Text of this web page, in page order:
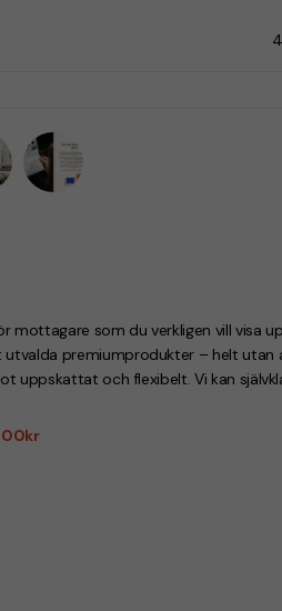
mottagare som du verkligen vill visa
premiumprodukter – helt utan
uppskattat och flexibelt. Vi kan